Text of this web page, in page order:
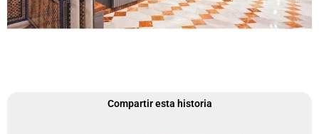
Compartir esta historia